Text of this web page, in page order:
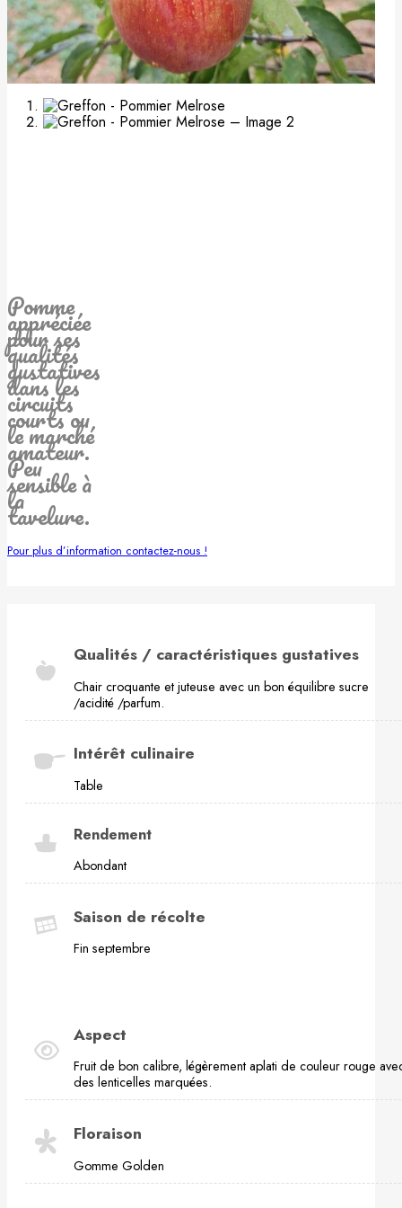
Pomme
appréciée
pour ses
qualités
gustatives
dans les
circuits
courts ou
le marché
amateur.
Peu
sensible à
la
tavelure.
Pour plus d’information contactez-nous !
Qualités / caractéristiques gustatives
Chair croquante et juteuse avec un bon équilibre sucre
/acidité /parfum.
Intérêt culinaire
Table
Rendement
Abondant
Saison de récolte
Fin septembre
Aspect
Fruit de bon calibre, légèrement aplati de couleur rouge
des lenticelles marquées.
Floraison
Gomme Golden